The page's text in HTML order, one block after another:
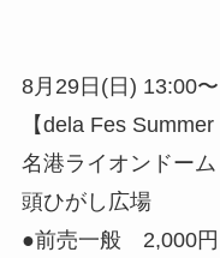
8月29日(日) 13:00〜
【dela Fes Summer
名港ライオンドー
頭ひがし広場
●前売一般 2,000